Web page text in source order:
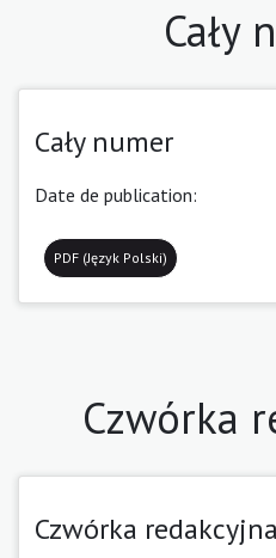
Cały
Cały numer
Date de publication:
PDF (Język Polski)
Czwórka
Czwórka redakcyjna